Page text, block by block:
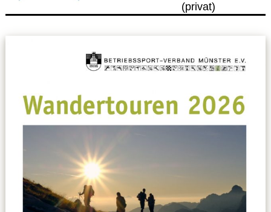
Datenschutzerklärung
Spielpläne / Ergebnisse / Tabellen